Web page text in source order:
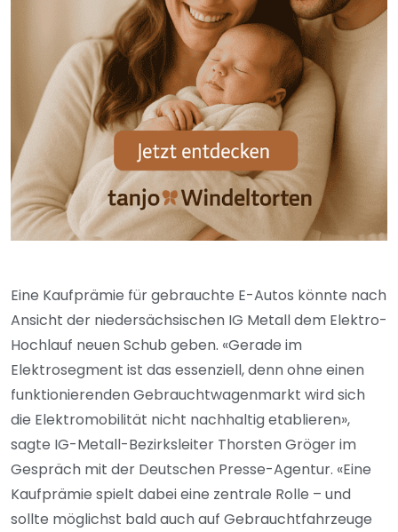
Eine Kaufprämie für gebrauchte E-Autos könnte nach
Ansicht der niedersächsischen IG Metall dem Elektro-
Hochlauf neuen Schub geben. «Gerade im
Elektrosegment ist das essenziell, denn ohne einen
funktionierenden Gebrauchtwagenmarkt wird sich
die Elektromobilität nicht nachhaltig etablieren»,
sagte IG-Metall-Bezirksleiter Thorsten Gröger im
Gespräch mit der Deutschen Presse-Agentur. «Eine
Kaufprämie spielt dabei eine zentrale Rolle – und
sollte möglichst bald auch auf Gebrauchtfahrzeuge